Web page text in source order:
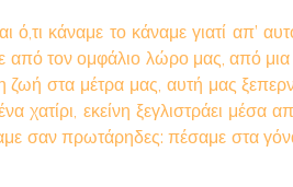
κάναμε το κάναμε γιατί απ’
από τον ομφάλιο λώρο μας, από
στα μέτρα μας, αυτή μας
εκείνη ξεγλιστράει μέσα
σαν πρωτάρηδες: πέσαμε στα